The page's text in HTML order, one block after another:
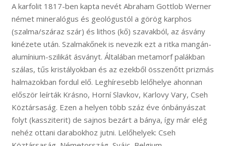
A karfolit 1817-ben kapta nevét Abraham Gottlob Werner
német mineralógus és geológustól a görög karphos
(szalma/száraz szár) és lithos (kő) szavakból, az ásvány
kinézete után. Szalmakőnek is nevezik ezt a ritka mangán-
alumínium-szilikát ásványt. Általában metamorf palákban
szálas, tűs kristályokban és az ezekből összenőtt prizmás
halmazokban fordul elő. Leghíresebb lelőhelye ahonnan
először leírták Krásno, Horní Slavkov, Karlovy Vary, Cseh
Köztársaság. Ezen a helyen több száz éve ónbányászat
folyt (kassziterit) de sajnos bezárt a bánya, így már elég
nehéz ottani darabokhoz jutni. Lelőhelyek: Cseh